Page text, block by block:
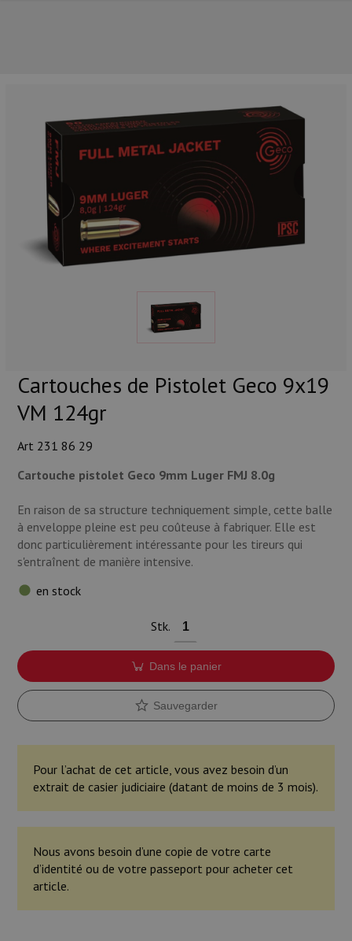
Cartouches de Pistolet Geco 9x19
VM 124gr
Art 231 86 29
Cartouche pistolet Geco 9mm Luger FMJ 8.0g
En raison de sa structure techniquement simple, cette balle
à enveloppe pleine est peu coûteuse à fabriquer. Elle est
donc particulièrement intéressante pour les tireurs qui
s'entraînent de manière intensive.
en stock
Stk.
Dans le panier
Sauvegarder
Pour l’achat de cet article, vous avez besoin d’un
extrait de casier judiciaire (datant de moins de 3 mois).
Nous avons besoin d’une copie de votre carte
d’identité ou de votre passeport pour acheter cet
article.
NOS PRINCIPALES MARQUES
NOS CATÉGORIES PRINCIPALES
Armes
Lampes et accessoires